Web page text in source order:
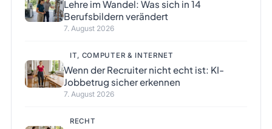
Lehre im Wandel: Was sich in 14
Berufsbildern verändert
7. August 2026
IT, COMPUTER & INTERNET
Wenn der Recruiter nicht echt ist: KI-
Jobbetrug sicher erkennen
7. August 2026
RECHT